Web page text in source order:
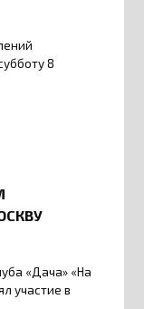
8
«Дача» «На
участие в